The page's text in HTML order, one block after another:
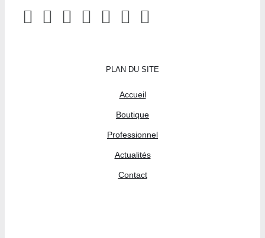
PLAN DU SITE
Accueil
Boutique
Professionnel
Actualités
Contact